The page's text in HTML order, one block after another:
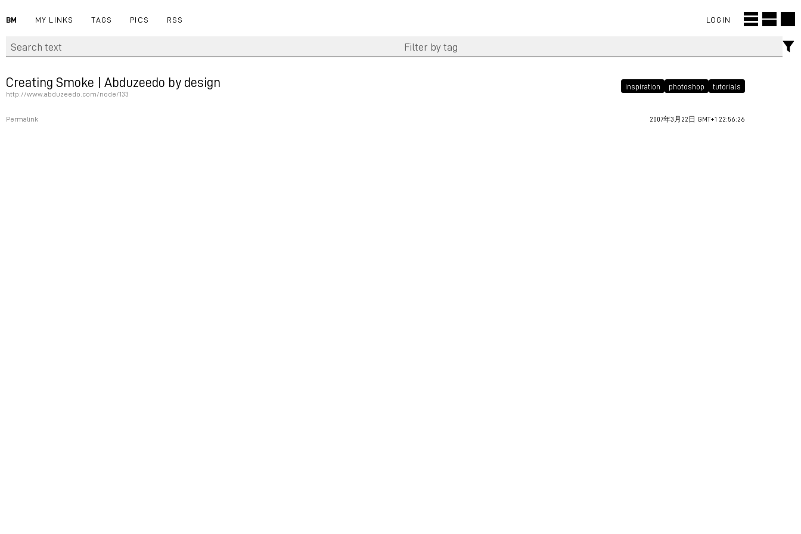
BM MY LINKS TAGS PICS RSS LOGIN
Creating Smoke | Abduzeedo by design
http://www.abduzeedo.com/node/133
inspiration photoshop tutorials
Permalink 2007年3月22日 GMT+1 22:56:26